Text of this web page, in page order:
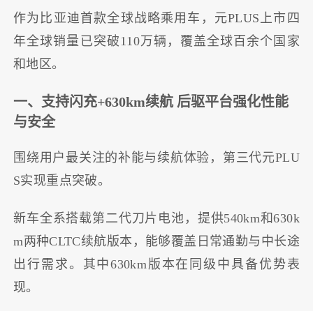
作为比亚迪首款全球战略乘用车，元PLUS上市四
年全球销量已突破110万辆，覆盖全球百余个国家
和地区。
一、支持闪充+630km续航 后驱平台强化性能
与安全
围绕用户最关注的补能与续航体验，第三代元PLU
S实现重点突破。
新车全系搭载第二代刀片电池，提供540km和630k
m两种CLTC续航版本，能够覆盖日常通勤与中长途
出行需求。其中630km版本在同级中具备优势表
现。